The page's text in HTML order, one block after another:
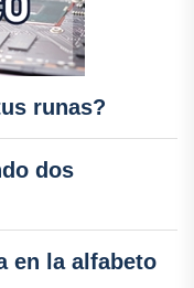
runas?
dos
en la alfabeto